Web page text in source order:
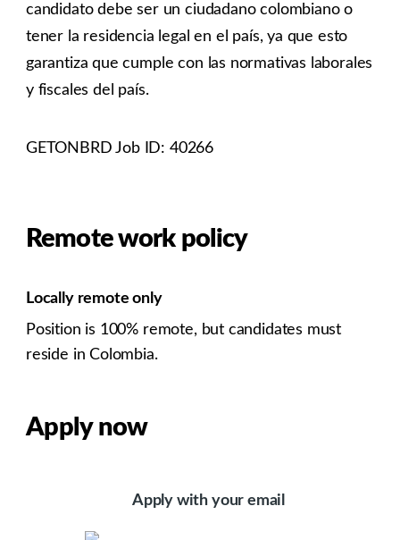
candidato debe ser un ciudadano colombiano o
tener la residencia legal en el país, ya que esto
garantiza que cumple con las normativas laborales
y fiscales del país.
GETONBRD Job ID: 40266
Remote work policy
Locally remote only
Position is 100% remote, but candidates must
reside in Colombia.
Apply now
Apply with your email